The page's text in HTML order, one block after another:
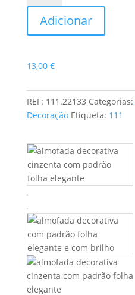
Almofada
Decorativa
Padrão
Adicionar
13,00 €
REF: 111.22133 Categorias:
Decoração Etiqueta: 111